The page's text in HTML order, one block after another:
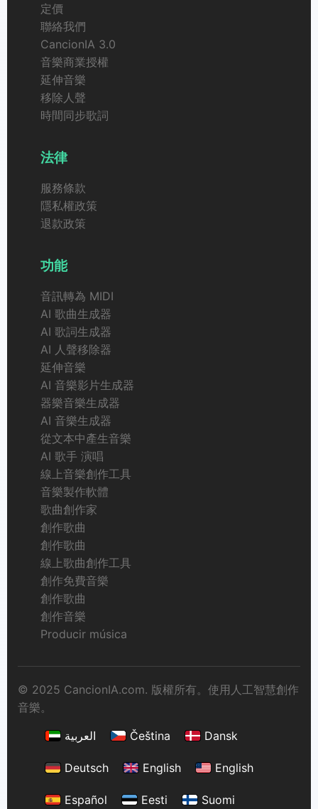
定價
聯絡我們
CancionIA 3.0
音樂商業授權
延伸音樂
移除人聲
時間同步歌詞
法律
服務條款
隱私權政策
退款政策
功能
音訊轉為 MIDI
AI 歌曲生成器
AI 歌詞生成器
AI 人聲移除器
延伸音樂
AI 音樂影片生成器
器樂音樂生成器
AI 音樂生成器
從文本中產生音樂
AI 歌手 演唱
線上音樂創作工具
音樂製作軟體
歌曲創作家
創作歌曲
創作歌曲
線上歌曲創作工具
創作免費音樂
創作歌曲
創作音樂
Producir música
© 2025 CancionIA.com. 版權所有。使用人工智慧創作
音樂。
العربية
Čeština Dansk
Deutsch English English
Español Eesti Suomi